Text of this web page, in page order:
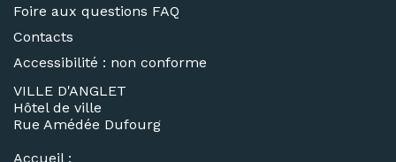
Foire aux questions FAQ
Contacts
Accessibilité : non conforme
VILLE D'ANGLET
Hôtel de ville
Rue Amédée Dufourg
Accueil :